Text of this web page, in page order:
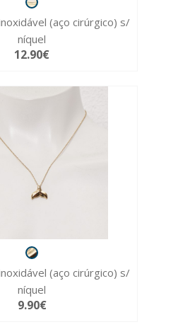
(aço cirúrgico) s/
níquel
12.90€
(aço cirúrgico) s/
níquel
9.90€